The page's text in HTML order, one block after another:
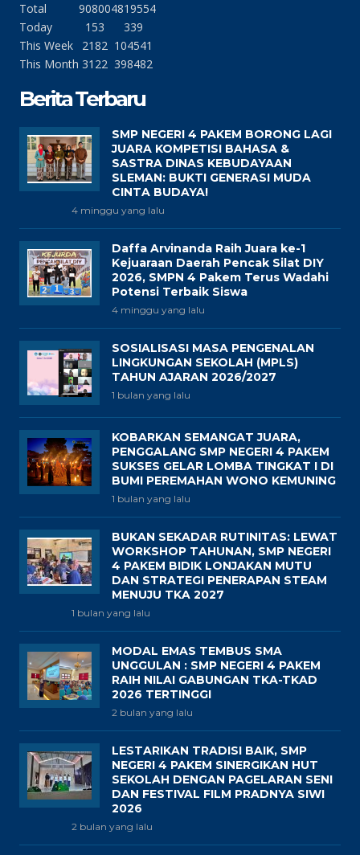
Total 908004819554
Today
153
339
This Week
2182 104541
This Month 3122 398482
Berita Terbaru
SMP NEGERI 4 PAKEM BORONG LAGI
JUARA KOMPETISI BAHASA &
SASTRA DINAS KEBUDAYAAN
SLEMAN: BUKTI GENERASI MUDA
CINTA BUDAYA!
4 minggu yang lalu
Daffa Arvinanda Raih Juara ke-1
Kejuaraan Daerah Pencak Silat DIY
2026, SMPN 4 Pakem Terus Wadahi
Potensi Terbaik Siswa
4 minggu yang lalu
SOSIALISASI MASA PENGENALAN
LINGKUNGAN SEKOLAH (MPLS)
TAHUN AJARAN 2026/2027
1 bulan yang lalu
KOBARKAN SEMANGAT JUARA,
PENGGALANG SMP NEGERI 4 PAKEM
SUKSES GELAR LOMBA TINGKAT I DI
BUMI PEREMAHAN WONO KEMUNING
1 bulan yang lalu
BUKAN SEKADAR RUTINITAS: LEWAT
WORKSHOP TAHUNAN, SMP NEGERI
4 PAKEM BIDIK LONJAKAN MUTU
DAN STRATEGI PENERAPAN STEAM
MENUJU TKA 2027
1 bulan yang lalu
MODAL EMAS TEMBUS SMA
UNGGULAN : SMP NEGERI 4 PAKEM
RAIH NILAI GABUNGAN TKA-TKAD
2026 TERTINGGI
2 bulan yang lalu
LESTARIKAN TRADISI BAIK, SMP
NEGERI 4 PAKEM SINERGIKAN HUT
SEKOLAH DENGAN PAGELARAN SENI
DAN FESTIVAL FILM PRADNYA SIWI
2026
2 bulan yang lalu